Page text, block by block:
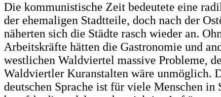
Die kommunistische Zeit bedeutete eine
der ehemaligen Stadtteile, doch nach der
näherten sich die Städte rasch wieder an.
Arbeitskräfte hätten die Gastronomie und
westlichen Waldviertel massive Probleme,
Waldviertler Kuranstalten wäre unmöglich.
deutschen Sprache ist für viele Menschen in